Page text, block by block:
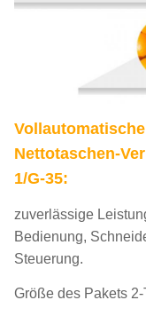
Vollautomatische
Nettotaschen-
1/G-35:
zuverlässige
Bedienung,
Steuerung.
Größe des Pakets